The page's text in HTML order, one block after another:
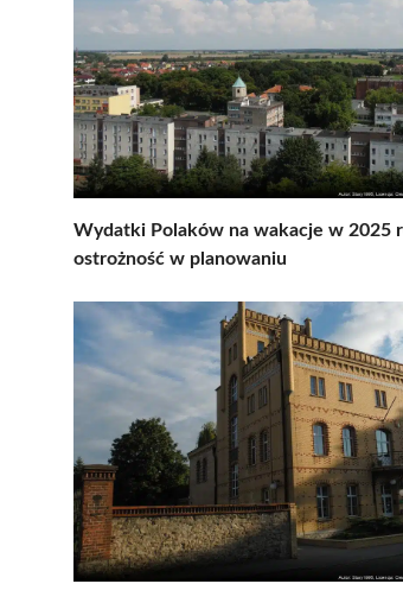
Wydatki Polaków na wakacje w 2025
ostrożność w planowaniu